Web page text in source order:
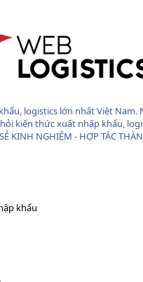
logistics lớn nhất Việt Nam.
kiến thức xuất nhập khẩu,
KINH NGHIỆM - HỢP TÁC
khẩu